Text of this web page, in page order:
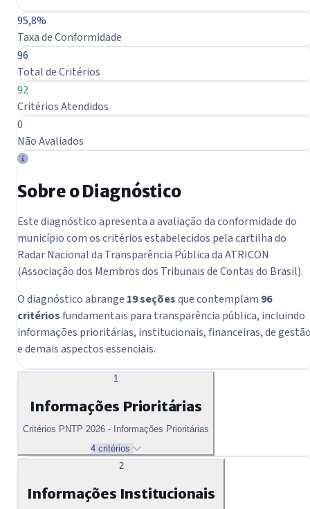
Resumo do Diagnóstico
95,8%
Taxa de Conformidade
96
Total de Critérios
92
Critérios Atendidos
0
Não Avaliados
Sobre o Diagnóstico
Este diagnóstico apresenta a avaliação da conformidade do
município com os critérios estabelecidos pela cartilha do
Radar Nacional da Transparência Pública da ATRICON
(Associação dos Membros dos Tribunais de Contas do Brasil).
O diagnóstico abrange 19 seçõesque contemplam 96
critériosfundamentais para transparência pública, incluindo
informações prioritárias, institucionais, financeiras, de
e demais aspectos essenciais.
1
Informações Prioritárias
Critérios PNTP 2026 - Informações Prioritárias
4 critérios
2
Informações Institucionais